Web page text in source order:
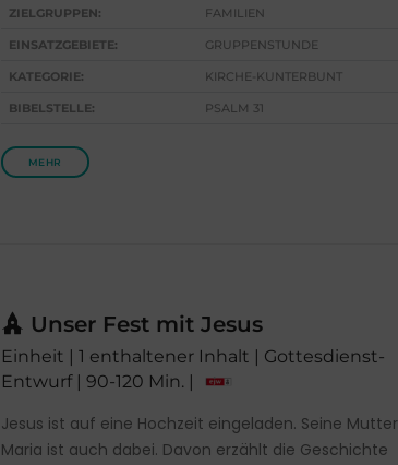
ZIELGRUPPEN: FAMILIEN
EINSATZGEBIETE: GRUPPENSTUNDE
KATEGORIE: KIRCHE-KUNTERBUNT
BIBELSTELLE: PSALM 31
MEHR
Unser Fest mit Jesus
Einheit | 1 enthaltener Inhalt | Gottesdienst-
Entwurf | 90-120 Min. |
Jesus ist auf eine Hochzeit eingeladen. Seine Mutter
Maria ist auch dabei. Davon erzählt die Geschichte